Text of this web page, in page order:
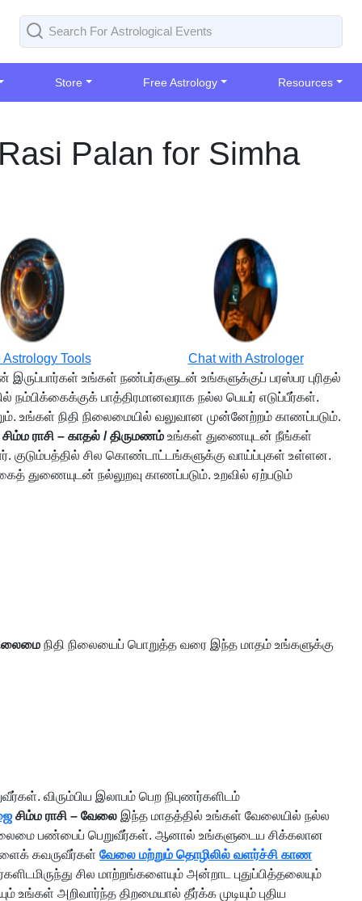
Store Free Astrology Resources
Palan for Simha
Astrology Tools
Chat with Astrologer
உங்கள் நண்பர்களுடன் உங்களுக்குப் பரஸ்பர புரிதல்
பாத்திரமானவராக நல்ல பெயர் எடுப்பீர்கள்.
உங்கள் நிதி நிலைமையில் வலுவான முன்னேற்றம் காணப்படும்.
சிம்ம ராசி – காதல் / திருமணம் உங்கள் துணையுடன் நீங்கள்
சில கொண்டாட்டங்களுக்கு வாய்ப்புகள் உள்ளன.
துணையுடன் நல்லுறவு காணப்படும். உறவில் ஏற்படும்
நிதி நிலையைப் பொறுத்த வரை இந்த மாதம் உங்களுக்கு
விரும்பிய இலாபம் பெற நிபுணர்களிடம்
சிம்ம ராசி – வேலை இந்த மாதத்தில் உங்கள் வேலையில் நல்ல
தலைமை பண்பைப் பெறுவீர்கள். ஆனால் உங்களுடைய சிக்கலான
கவருவீர்கள் வேலை மற்றும் தொழிலில் வளர்ச்சி காண
சில மாற்றங்களையும் அன்றாட புதுப்பித்தலையும்
அறிவார்ந்த திறமையால் தீர்க்க முடியும் புதிய